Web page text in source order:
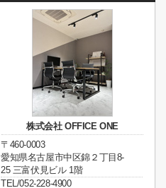
株式会社 OFFICE ONE
〒460-0003
愛知県名古屋市中区錦２丁目8-
25 三富伏見ビル 1階
TEL/052-228-4900